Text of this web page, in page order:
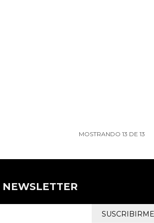
MOSTRANDO 13 DE 13
NEWSLETTER
SUSCRIBIRME